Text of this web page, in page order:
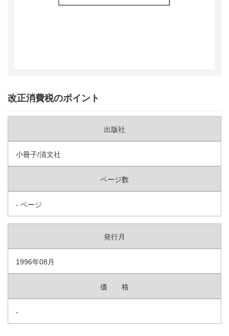
改正消費税のポイント
出版社
小冊子/清文社
ページ数
- ページ
発行月
1996年08月
価 格
-